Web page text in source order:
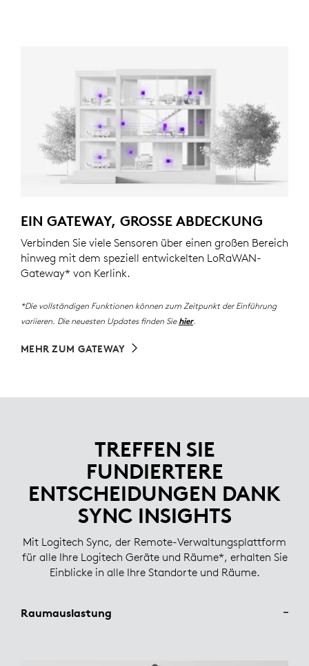
EIN GATEWAY, GROSSE ABDECKUNG
Verbinden Sie viele Sensoren über einen großen Bereich
hinweg mit dem speziell entwickelten LoRaWAN-
Gateway* von Kerlink.
*Die vollständigen Funktionen können zum Zeitpunkt der Einführung
variieren. Die neuesten Updates finden Sie hier.
MEHR ZUM GATEWAY
TREFFEN SIE
FUNDIERTERE
ENTSCHEIDUNGEN DANK
SYNC INSIGHTS
Mit Logitech Sync, der Remote-Verwaltungsplattform
für alle Ihre Logitech Geräte und Räume*, erhalten Sie
Einblicke in alle Ihre Standorte und Räume.
Raumauslastung